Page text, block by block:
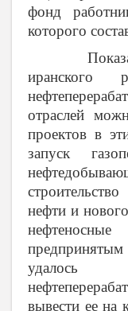
фонд
которого
иранского
отраслей
проектов в
запуск
нефти и
предпринятым
вывести ее на